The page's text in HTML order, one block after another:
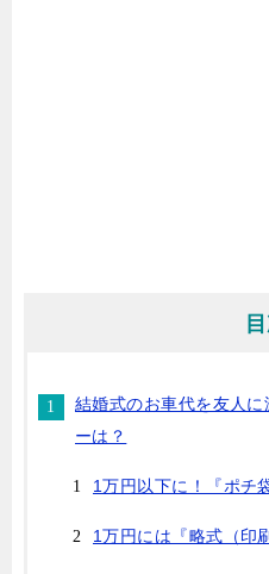
結婚式のお車代を友人
ーは？
1万円以下に！『ポチ
1万円には『略式（印